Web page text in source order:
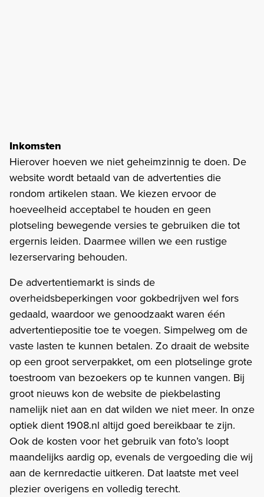
Inkomsten
Hierover hoeven we niet geheimzinnig te doen. De
website wordt betaald van de advertenties die
rondom artikelen staan. We kiezen ervoor de
hoeveelheid acceptabel te houden en geen
plotseling bewegende versies te gebruiken die tot
ergernis leiden. Daarmee willen we een rustige
lezerservaring behouden.
De advertentiemarkt is sinds de
overheidsbeperkingen voor gokbedrijven wel fors
gedaald, waardoor we genoodzaakt waren één
advertentiepositie toe te voegen. Simpelweg om de
vaste lasten te kunnen betalen. Zo draait de website
op een groot serverpakket, om een plotselinge grote
toestroom van bezoekers op te kunnen vangen. Bij
groot nieuws kon de website de piekbelasting
namelijk niet aan en dat wilden we niet meer. In onze
optiek dient 1908.nl altijd goed bereikbaar te zijn.
Ook de kosten voor het gebruik van foto’s loopt
maandelijks aardig op, evenals de vergoeding die wij
aan de kernredactie uitkeren. Dat laatste met veel
plezier overigens en volledig terecht.